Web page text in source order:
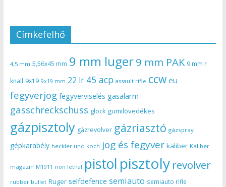
Címkefelhő
4,5 mm 5,56x45 mm 9 mm luger9 mm PAK 9 mm r
knall 9x19 9x19 mm 22 lr 45 acp assault rifle ccw eu
fegyverjog fegyverviselés gasalarm
gasschreckschuss glock gumilövedékes
gázpisztoly gázrevolver gázriasztó gázspray
gépkarabély heckler und koch jog és fegyver kaliber Kaliber
magazin M1911 non lethal pistol pisztoly revolver
rubber bullet Ruger selfdefence semiauto semiauto rifle